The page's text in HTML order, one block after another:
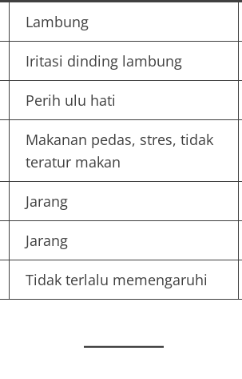
Lambung
Iritasi dinding lambung
Perih ulu hati
Makanan pedas, stres, tidak
teratur makan
Jarang
Jarang
Tidak terlalu memengaruhi